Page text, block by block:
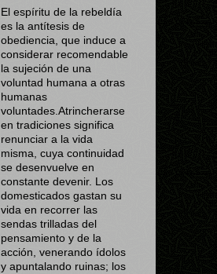
El espíritu de la rebeldía
es la antítesis de
obediencia, que induce a
considerar recomendable
la sujeción de una
voluntad humana a otras
humanas
voluntades.Atrincherarse
en tradiciones significa
renunciar a la vida
misma, cuya continuidad
se desenvuelve en
constante devenir. Los
domesticados gastan su
vida en recorrer las
sendas trilladas del
pensamiento y de la
acción, venerando ídolos
y apuntalando ruinas; los